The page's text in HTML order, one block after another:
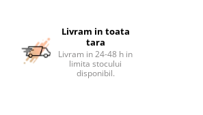
Livram in toata
tara
Livram in 24-48 h in
limita stocului
disponibil.